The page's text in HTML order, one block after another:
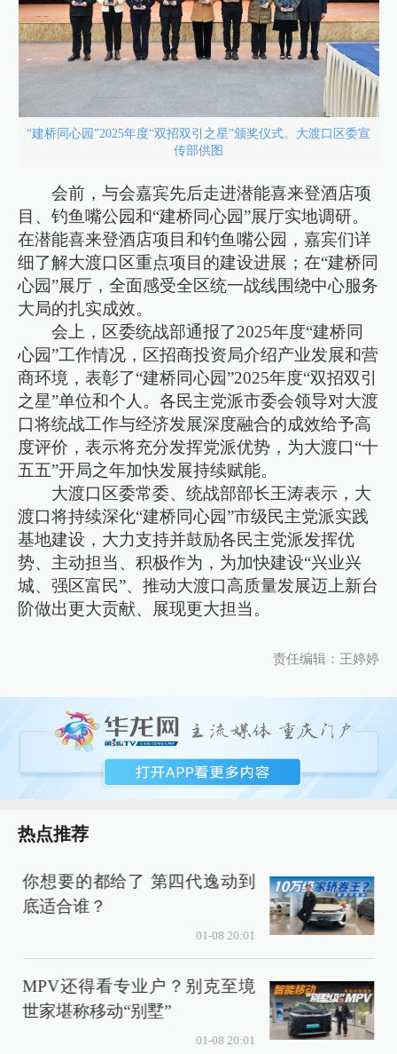
“建桥同心园”2025年度“双招双引之星”颁奖仪式。大渡口区委宣
传部供图
会前，与会嘉宾先后走进潜能喜来登酒店项
目、钓鱼嘴公园和“建桥同心园”展厅实地调研。
在潜能喜来登酒店项目和钓鱼嘴公园，嘉宾们详
细了解大渡口区重点项目的建设进展；在“建桥同
心园”展厅，全面感受全区统一战线围绕中心服务
大局的扎实成效。
会上，区委统战部通报了2025年度“建桥同
心园”工作情况，区招商投资局介绍产业发展和营
商环境，表彰了“建桥同心园”2025年度“双招双引
之星”单位和个人。各民主党派市委会领导对大渡
口将统战工作与经济发展深度融合的成效给予高
度评价，表示将充分发挥党派优势，为大渡口“十
五五”开局之年加快发展持续赋能。
大渡口区委常委、统战部部长王涛表示，大
渡口将持续深化“建桥同心园”市级民主党派实践
基地建设，大力支持并鼓励各民主党派发挥优
势、主动担当、积极作为，为加快建设“兴业兴
城、强区富民”、推动大渡口高质量发展迈上新台
阶做出更大贡献、展现更大担当。
责任编辑：王婷婷
热点推荐
你想要的都给了 第四代逸动到
底适合谁？
01-08 20:01
MPV还得看专业户？别克至境
世家堪称移动“别墅”
01-08 20:01